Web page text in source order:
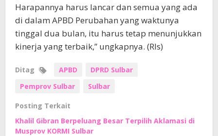
Harapannya harus lancar dan semua yang ada
di dalam APBD Perubahan yang waktunya
tinggal dua bulan, itu harus tetap menunjukkan
kinerja yang terbaik,” ungkapnya. (Rls)
Ditag APBD
DPRD Sulbar
Pemprov Sulbar
Sulbar
Posting Terkait
Khalil Gibran Berpeluang Besar Terpilih Aklamasi di
Musprov KORMI Sulbar